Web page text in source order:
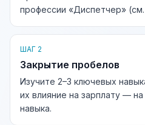
профессии «Диспетчер»
ШАГ 2
Закрытие пробелов
Изучите 2–3 ключевых
их влияние на зарплату —
навыка.